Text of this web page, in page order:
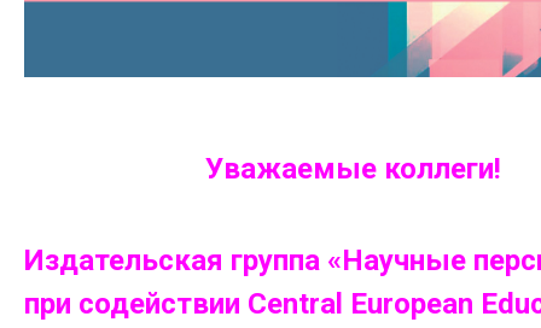
Уважаемые коллеги!
Издательская группа «Научные
при содействии Central European